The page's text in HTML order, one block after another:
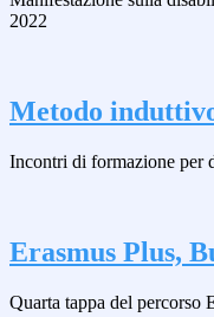
2022
Metodo
Incontri di formazione per
Erasmus Plus,
Quarta tappa del percorso